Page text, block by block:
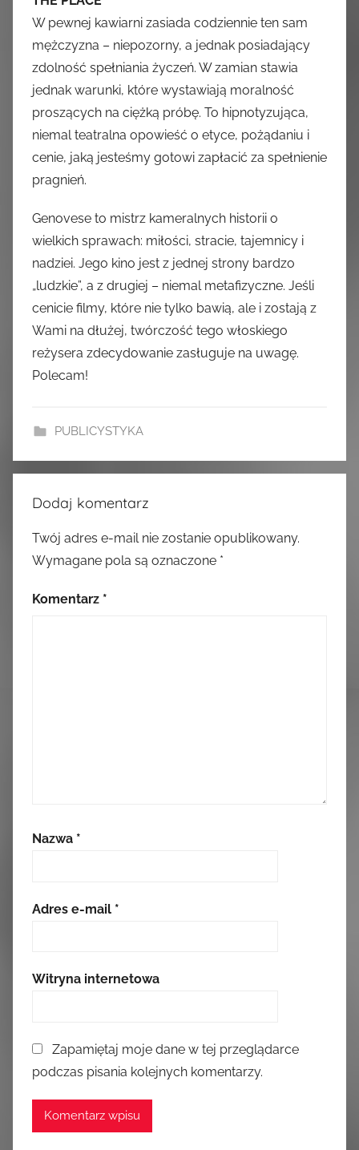
W pewnej kawiarni zasiada codziennie ten sam
mężczyzna – niepozorny, a jednak posiadający
zdolność spełniania życzeń. W zamian stawia
jednak warunki, które wystawiają moralność
proszących na ciężką próbę. To hipnotyzująca,
niemal teatralna opowieść o etyce, pożądaniu i
cenie, jaką jesteśmy gotowi zapłacić za spełnienie
pragnień.
Genovese to mistrz kameralnych historii o
wielkich sprawach: miłości, stracie, tajemnicy i
nadziei. Jego kino jest z jednej strony bardzo
„ludzkie”, a z drugiej – niemal metafizyczne. Jeśli
cenicie filmy, które nie tylko bawią, ale i zostają z
Wami na dłużej, twórczość tego włoskiego
reżysera zdecydowanie zasługuje na uwagę.
Polecam!
PUBLICYSTYKA
Dodaj komentarz
Twój adres e-mail nie zostanie opublikowany.
Wymagane pola są oznaczone *
Komentarz *
Nazwa *
Adres e-mail *
Witryna internetowa
Zapamiętaj moje dane w tej przeglądarce
podczas pisania kolejnych komentarzy.